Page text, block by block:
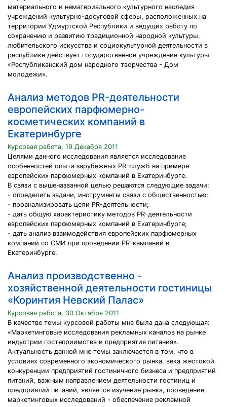
материального и нематериального культурного наследия
учреждений культурно-досуговой сферы, расположенных на
территории Удмуртской Республики и ведущих работу по
сохранению и развитию традиционной народной культуры,
любительского искусства и социокультурной деятельности в
республике действует государственное учреждение культуры
«Республиканский дом народного творчества - Дом
молодежи».
Анализ методов PR-деятельности
европейских парфюмерно-
косметических компаний в
Екатеринбурге
Курсовая работа, 19 Декабря 2011
Целями данного исследования является исследование
особенностей опыта зарубежных PR-служб на примере
европейских парфюмерных компаний в Екатеринбурге.
В связи с вышеназванной целью решаются следующие задачи:
- определить задачи, инструменты связи с общественностью;
- проанализировать цели PR-деятельности;
- дать общую характеристику методов PR-деятельности
европейских парфюмерных компаний в Екатеринбурге;
- дать анализ взаимодействия европейских парфюмерных
компаний со СМИ при проведении PR-кампаний в
Екатеринбурге.
Анализ производственно -
хозяйственной деятельности гостиницы
«Коринтия Невский Палас»
Курсовая работа, 30 Октября 2011
В качестве темы курсовой работы мне была дана следующая:
«Маркетинговые исследования рекламных каналов на рынке
индустрии гостеприимства и предприятия питания».
Актуальность данной мне темы заключается в том, что в
условиях современного экономического рынка, века жестокой
конкуренции предприятий гостиничного бизнеса и предприятий
питаний, важным направлением деятельности гостиниц и
предприятий питаний, является изучение рынка, проведение
маркетинговых исследований - обеспечение рекламной